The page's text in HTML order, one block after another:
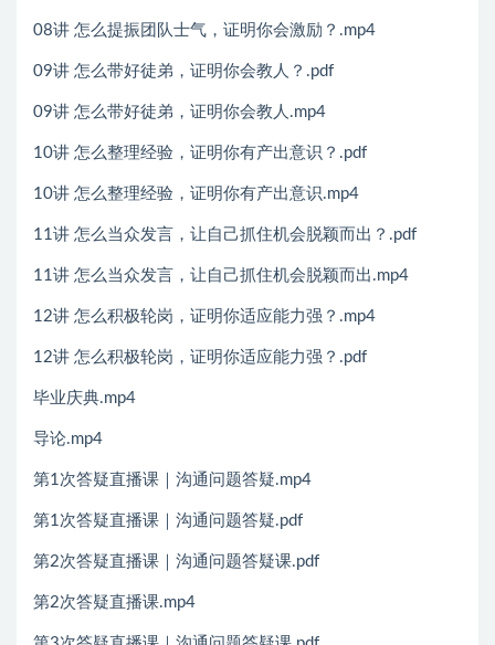
08讲 怎么提振团队士气，证明你会激励？.mp4
09讲 怎么带好徒弟，证明你会教人？.pdf
09讲 怎么带好徒弟，证明你会教人.mp4
10讲 怎么整理经验，证明你有产出意识？.pdf
10讲 怎么整理经验，证明你有产出意识.mp4
11讲 怎么当众发言，让自己抓住机会脱颖而出？.pdf
11讲 怎么当众发言，让自己抓住机会脱颖而出.mp4
12讲 怎么积极轮岗，证明你适应能力强？.mp4
12讲 怎么积极轮岗，证明你适应能力强？.pdf
毕业庆典.mp4
导论.mp4
第1次答疑直播课｜沟通问题答疑.mp4
第1次答疑直播课｜沟通问题答疑.pdf
第2次答疑直播课｜沟通问题答疑课.pdf
第2次答疑直播课.mp4